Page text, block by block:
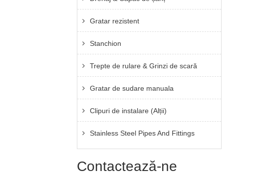
Gratar rezistent
Stanchion
Trepte de rulare & Grinzi de scară
Gratar de sudare manuala
Clipuri de instalare (Alții)
Stainless Steel Pipes And Fittings
Contactează-ne